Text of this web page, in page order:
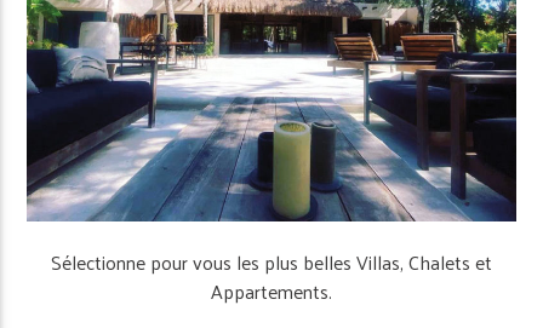
Sélectionne pour vous les plus belles Villas, Chalets et
Appartements.